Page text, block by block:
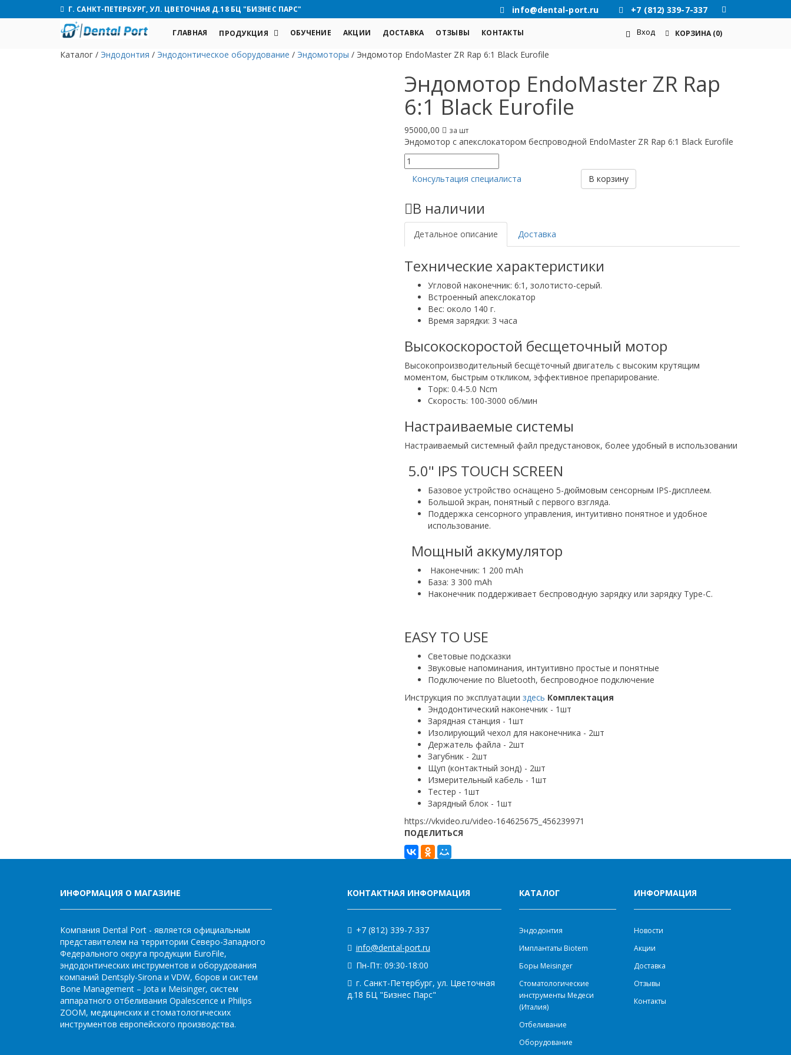
Г. САНКТ-ПЕТЕРБУРГ, УЛ. ЦВЕТОЧНАЯ Д.18 БЦ "БИЗНЕС ПАРС" info@dental-port.ru +7 (812) 339-7-337
ГЛАВНАЯ ПРОДУКЦИЯ ОБУЧЕНИЕ АКЦИИ ДОСТАВКА ОТЗЫВЫ КОНТАКТЫ Вход КОРЗИНА (0)
Каталог / Эндодонтия / Эндодонтическое оборудование / Эндомоторы / Эндомотор EndoMaster ZR Rap 6:1 Black Eurofile
Эндомотор EndoMaster ZR Rap
6:1 Black Eurofile
95000,00 за шт
Эндомотор с апекслокатором беспроводной EndoMaster ZR Rap 6:1 Black Eurofile
Количество
товара
Эндомотор
ZR
Rap
Black
Консультация специалиста В корзину
В наличии
Детальное описание Доставка
Технические характеристики
Угловой наконечник: 6:1, золотисто-серый.
Встроенный апекслокатор
Вес: около 140 г.
Время зарядки: 3 часа
Высокоскоростой бесщеточный мотор
Высокопроизводительный бесщёточный двигатель с высоким крутящим
моментом, быстрым откликом, эффективное препарирование.
Торк: 0.4-5.0 Ncm
Скорость: 100-З000 об/мин
Настраиваемые системы
Настраиваемый системный файл предустановок, более удобный в использовании
5.0" IPS TOUCH SCREEN
Базовое устройство оснащено 5-дюймовым сенсорным IРS-дисплеем.
Большой экран, понятный с первого взгляда.
Поддержка сенсорного управления, интуитивно понятное и удобное
исполь­зование.
Мощный аккумулятор
Наконечник: 1 200 mAh
База: 3 300 mAh
Наконечник поддерживает беспроводную зарядку или зарядку Туре-С.
EASY ТО USE
Световые подсказки
Звуковые напоминания, интуитивно простые и понятные
Подключение по Bluetooth, беспроводное подключение
Инструкция по эксплуатации здесь Комплектация
Эндодонтический наконечник - 1шт
Зарядная станция - 1шт
Изолирующий чехол для наконечника - 2шт
Держатель файла - 2шт
Загубник - 2шт
Щуп (контактный зонд) - 2шт
Измерительный кабель - 1шт
Тестер - 1шт
Зарядный блок - 1шт
https://vkvideo.ru/video-164625675_456239971
ПОДЕЛИТЬСЯ
ИНФОРМАЦИЯ О МАГАЗИНЕ
Компания Dental Port - является официальным
представителем на территории Северо-Западного
Федерального округа продукции EuroFile,
эндодонтических инструментов и оборудования
компаний Dentsply-Sirona и VDW, боров и систем
Bone Management – Jota и Meisinger, систем
аппаратного отбеливания Opalescence и Philips
ZOOM, медицинских и стоматологических
инструментов европейского производства.
КОНТАКТНАЯ ИНФОРМАЦИЯ
+7 (812) 339-7-337
info@dental-port.ru
Пн-Пт: 09:30-18:00
г. Санкт-Петербург, ул. Цветочная
д.18 БЦ "Бизнес Парс"
КАТАЛОГ
Эндодонтия
Имплантаты Biotem
Боры Meisinger
Стоматологические
инструменты Медеси
(Италия)
Отбеливание
Оборудование
ИНФОРМАЦИЯ
Новости
Акции
Доставка
Отзывы
Контакты